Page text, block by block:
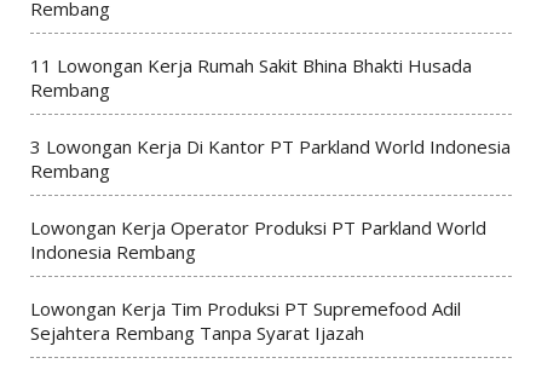
Rembang
11 Lowongan Kerja Rumah Sakit Bhina Bhakti Husada
Rembang
3 Lowongan Kerja Di Kantor PT Parkland World Indonesia
Rembang
Lowongan Kerja Operator Produksi PT Parkland World
Indonesia Rembang
Lowongan Kerja Tim Produksi PT Supremefood Adil
Sejahtera Rembang Tanpa Syarat Ijazah